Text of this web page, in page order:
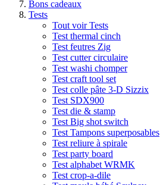
Bons cadeaux
Tests
Tout voir Tests
Test thermal cinch
Test feutres Zig
Test cutter circulaire
Test washi chomper
Test craft tool set
Test colle pâte 3-D Sizzix
Test SDX900
Test die & stamp
Test Big shot switch
Test Tampons superposables
Test reliure à spirale
Test party board
Test alphabet WRMK
Test crop-a-dile